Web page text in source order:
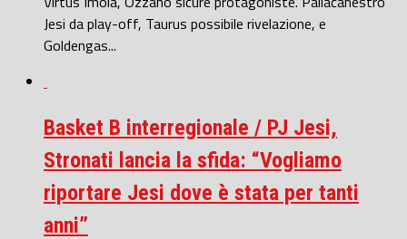
Jesi da play-off, Taurus possibile rivelazione, e
Goldengas...
Basket B interregionale / PJ Jesi,
Stronati lancia la sfida: “Vogliamo
riportare Jesi dove è stata per tanti
anni”